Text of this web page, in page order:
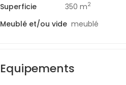
Superficie
350 m2
Meublé et/ou vide meublé
Equipements